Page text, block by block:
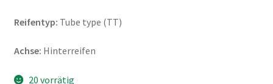
Reifentyp: Tube type (TT)
Achse: Hinterreifen
20 vorrätig